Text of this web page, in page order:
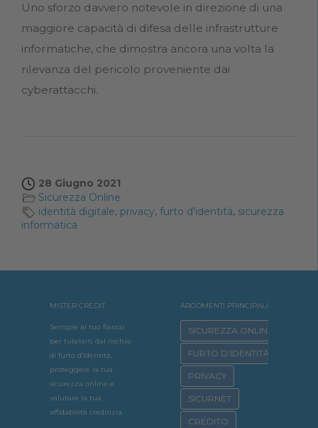
Uno sforzo davvero notevole in direzione di una
maggiore capacità di difesa delle infrastrutture
informatiche, che dimostra ancora una volta la
rilevanza del pericolo proveniente dai
cyberattacchi.
28 Giugno 2021
Sicurezza Online
identità digitale, privacy, furto d'identità, sicurezza
informatica
MISTER CREDIT
Sempre al tuo fianco
per tutelarti dal rischio
di furto d’identità,
proteggere la tua
sicurezza online e
valutare la tua
affidabilità creditizia.
ARGOMENTI PRINCIPALI
SICUREZZA ONLINE
FURTO D'IDENTITÀ
PRIVACY
SICURNET
CREDITO